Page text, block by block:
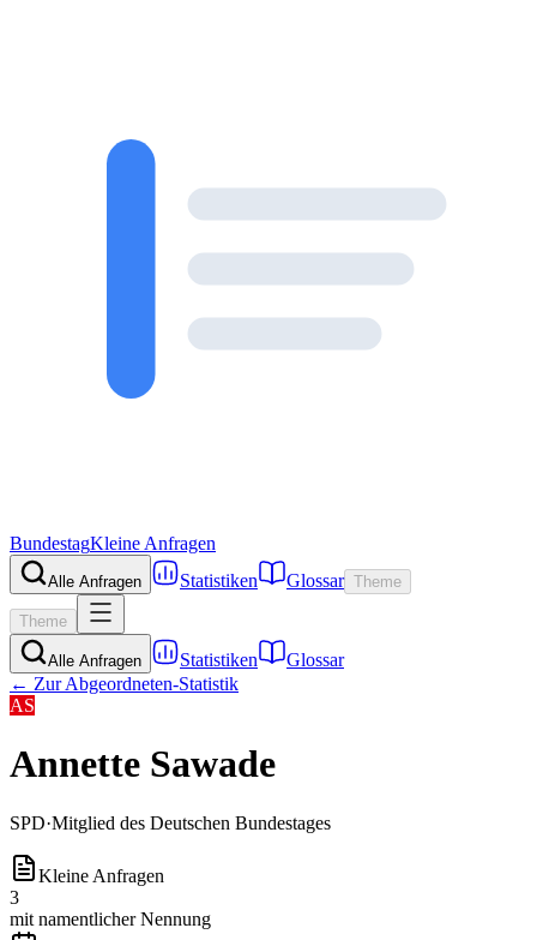
BundestagKleine Anfragen
Alle Anfragen Statistiken Glossar Theme
Theme
Alle Anfragen Statistiken
Glossar
← Zur Abgeordneten-Statistik
AS
Annette Sawade
SPD·Mitglied des Deutschen Bundestages
Kleine Anfragen
3
mit namentlicher Nennung